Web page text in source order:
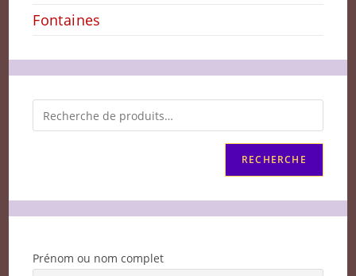
Fontaines
RECHERCHE
Prénom ou nom complet